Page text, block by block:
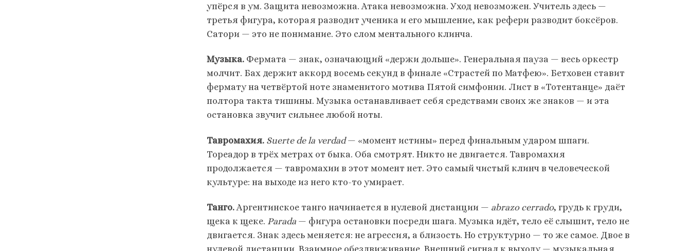
упёрся в ум. Защита невозможна. Атака невозможна. Уход невозможен. Учитель здесь —
третья фигура, которая разводит ученика и его мышление, как рефери разводит боксёров.
Сатори — это не понимание. Это слом ментального клинча.
Музыка. Фермата — знак, означающий «держи дольше». Генеральная пауза — весь оркестр
молчит. Бах держит аккорд восемь секунд в финале «Страстей по Матфею». Бетховен ставит
фермату на четвёртой ноте знаменитого мотива Пятой симфонии. Лист в «Тотентанце» даёт
полтора такта тишины. Музыка останавливает себя средствами своих же знаков — и эта
остановка звучит сильнее любой ноты.
Тавромахия. Suerte de la verdad— «момент истины» перед финальным ударом шпаги.
Тореадор в трёх метрах от быка. Оба смотрят. Никто не двигается. Тавромахия
продолжается — тавромахии в этот момент нет. Это самый чистый клинч в человеческой
культуре: на выходе из него кто-то умирает.
Танго.Аргентинское танго начинается в нулевой дистанции — abrazo cerrado, грудь к груди,
щека к щеке. Parada — фигура остановки посреди шага. Музыка идёт, тело её слышит, тело не
двигается. Знак здесь меняется: не агрессия, а близость. Но структурно — то же самое. Двое в